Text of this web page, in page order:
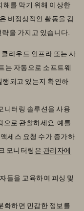
해를 막기 위해 이상한
비정상적인 활동을 감
을 가지고 있습니다.
라우드 인프라 또는 사
는 자동으로 소프트웨
되고 있는지 확인하
니터링 솔루션을 사용
으로 관찰하세요. 예를
세스 요청 수가 증가하
모니터링 은 관리자에
들을 교육하여 피싱 및
화하면 민감한 정보를